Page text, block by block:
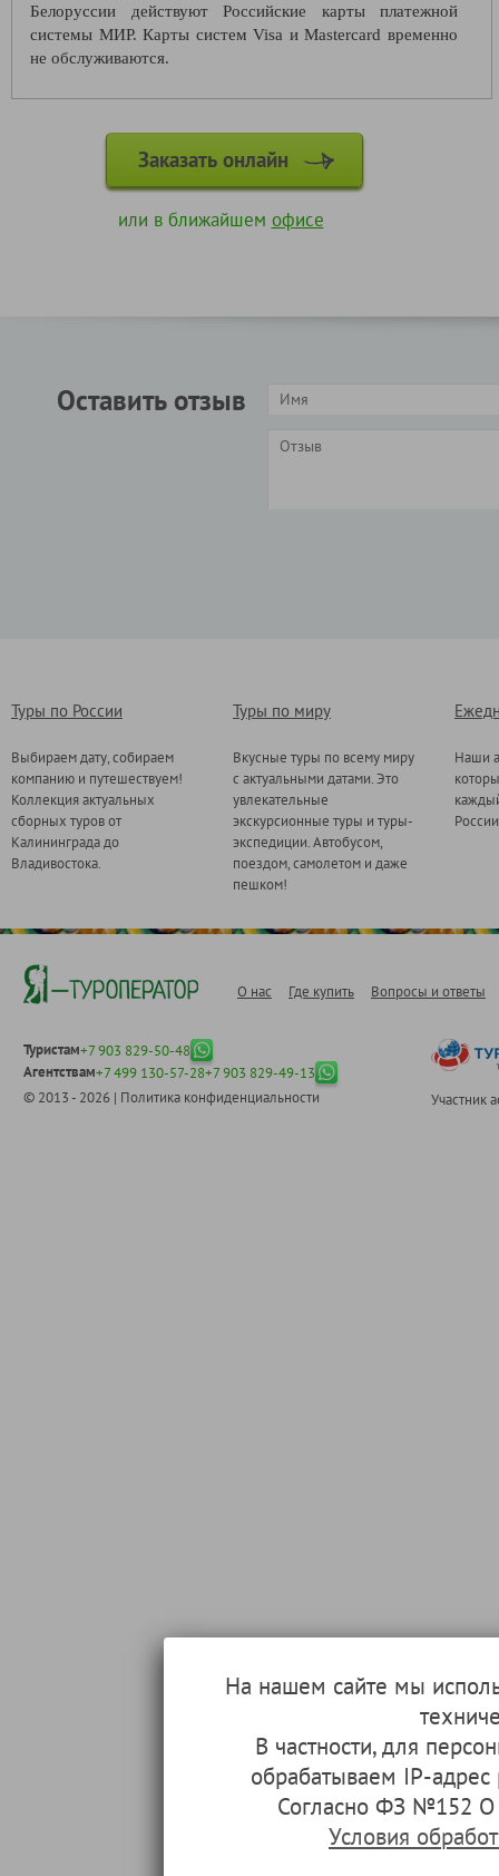
Белоруссии действуют Российские карты платежной
системы МИР. Карты систем Visa и Mastercard временно
не обслуживаются.
Заказать онлайн
или в ближайшем офисе
Оставить отзыв
Туры по России
Выбираем дату, собираем
компанию и путешествуем!
Коллекция актуальных
сборных туров от
Калининграда до
Владивостока.
Туры по миру
Вкусные туры по всему миру
с актуальными датами. Это
увлекательные
экскурсионные туры и туры-
экспедиции. Автобусом,
поездом, самолетом и даже
пешком!
Наши
О нас Где купить Вопросы и ответы
Туристам+7 903 829-50-48
Агентствам+7 499 130-57-28+7 903 829-49-13
© 2013 - 2026 | Политика конфиденциальности Участник
На нашем сайте мы
В частности, для
обрабатываем IP-
Согласно ФЗ №152 О
Условия